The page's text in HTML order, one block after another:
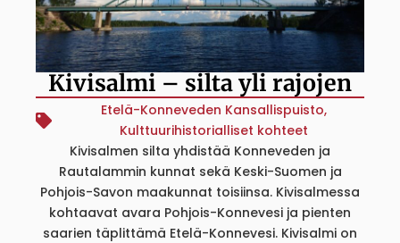
Kivisalmi – silta yli rajojen
Etelä-Konneveden Kansallispuisto,
Kulttuurihistorialliset kohteet
Kivisalmen silta yhdistää Konneveden ja
Rautalammin kunnat sekä Keski-Suomen ja
Pohjois-Savon maakunnat toisiinsa. Kivisalmessa
kohtaavat avara Pohjois-Konnevesi ja pienten
saarien täplittämä Etelä-Konnevesi. Kivisalmi on